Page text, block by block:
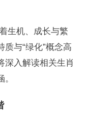
生机、成长与繁
与“绿化”概念高
深入解读相关生肖